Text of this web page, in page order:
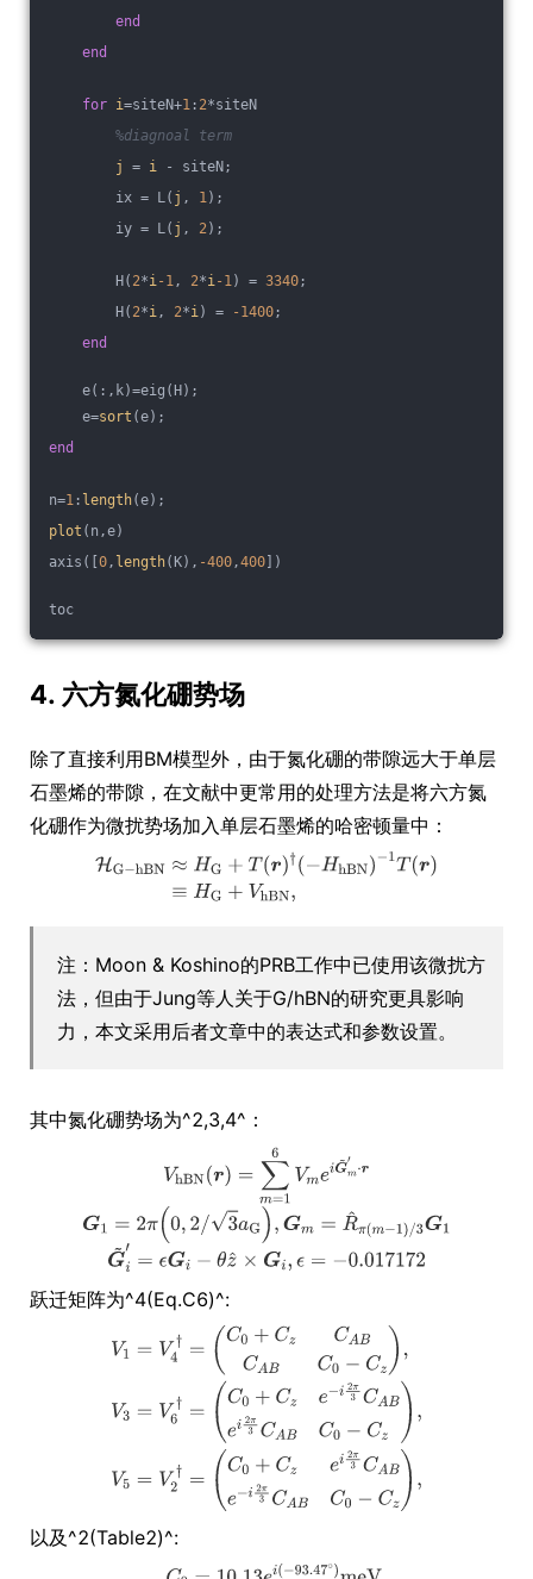
end
end
for i=siteN+1 : 2*siteN
%diagnoal term
j
= i - siteN;
ix = L( j , 1);
iy = L( j , 2);
H( 2*i-1, 2*i-1) = 3340;
H( 2*i, 2*i) = -1400;
end
e(:,k)=eig(H);
e=sort (e);
end
n=1 : length(e);
plot (n,e)
axis([ 0, length(K), -400,400 ])
toc
4. 六方氮化硼势场
除了直接利用BM模型外，由于氮化硼的带隙远大于单层
石墨烯的带隙，在文献中更常用的处理方法是将六方氮
化硼作为微扰势场加入单层石墨烯的哈密顿量中：
注：Moon & Koshino的PRB工作中已使用该微扰方
法，但由于Jung等人关于G/hBN的研究更具影响
力，本文采用后者文章中的表达式和参数设置。
其中氮化硼势场为^2,3,4^：
跃迁矩阵为^4(Eq.C6)^:
以及^2(Table2)^: